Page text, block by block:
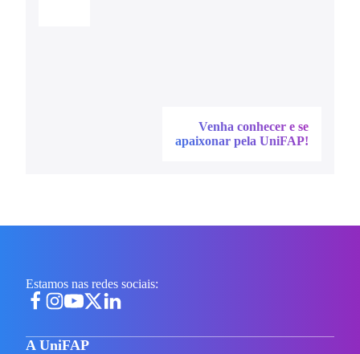
Venha conhecer e se
apaixonar pela UniFAP!
Estamos nas redes sociais:
A UniFAP